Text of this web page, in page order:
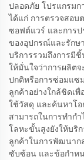
ปลอดภัย โปรแกรมก
ได้แก่ การตรวจสอ
ซอฟต์แวร์ และการป
ของอุปกรณ์และรักษ
บริการรวมถึงการมี
ให้มั่นใจว่าการผลิต
ปกติหรือการซ่อมแซ
ลูกค้าอย่างใกล้ชิดเ
ใช้วัสดุ และค้นหาโอ
สามารถในการทำก
โลหะขั้นสูงยังให้บริ
ลูกค้าในการพัฒนาก
ซับซ้อน และข้อกำห